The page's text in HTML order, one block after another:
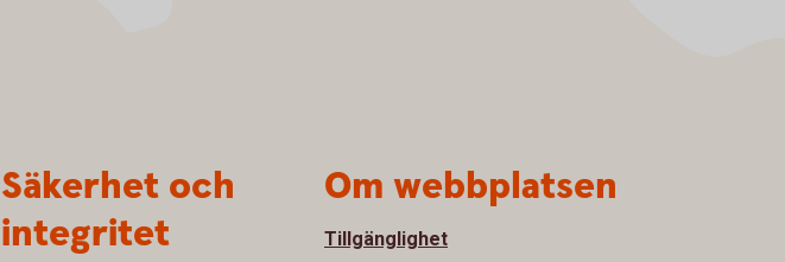
Säkerhet och
integritet
Om webbplatsen
Tillgänglighet